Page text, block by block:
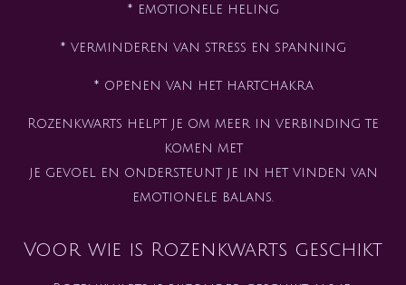
* emotionele heling
* verminderen van stress en spanning
* openen van het hartchakra
Rozenkwarts helpt je om meer in verbinding te
komen met
je gevoel en ondersteunt je in het vinden van
emotionele balans.
Voor wie is Rozenkwarts geschikt